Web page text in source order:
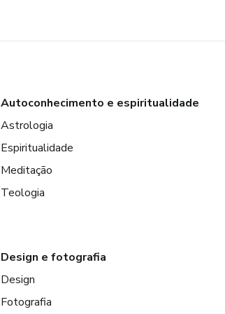
Autoconhecimento e espiritualidade
Astrologia
Espiritualidade
Meditação
Teologia
Design e fotografia
Design
Fotografia